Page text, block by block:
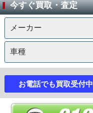
今すぐ買取・査定
お電話でも買取受付中